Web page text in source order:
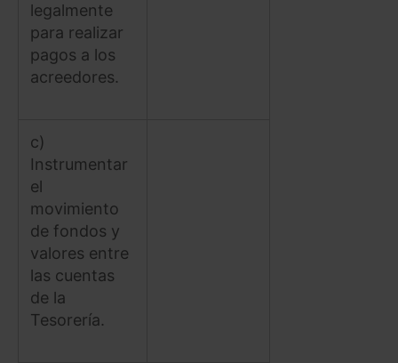
legalmente
para realizar
pagos a los
acreedores.
c)
Instrumentar
el
movimiento
de fondos y
valores entre
las cuentas
de la
Tesorería.